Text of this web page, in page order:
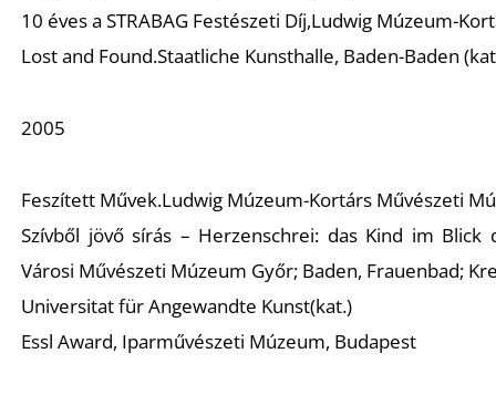
10 éves a STRABAG Festészeti Díj,Ludwig Múzeum-
Lost and Found.Staatliche Kunsthalle, Baden-Baden
2005
Feszített Művek.Ludwig Múzeum-Kortárs Művészeti
Szívből jövő sírás – Herzenschrei: das Kind im
Városi Művészeti Múzeum Győr; Baden, Frauenbad;
Universitat für Angewandte Kunst(kat.)
Essl Award, Iparművészeti Múzeum, Budapest